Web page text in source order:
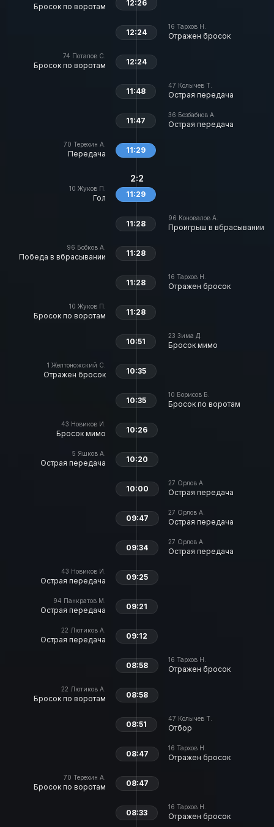
Бросок по воротам 12:26
16 Тархов Н.
Отражен бросок
12:24
74 Потапов С.
Бросок по воротам 12:24
47 Колычев Т.
Острая передача
11:48
36 Безбабнов А.
Острая передача
11:47
70 Терехин А.
Передача 11:29
10 Жуков П.
Гол
2:2
11:29
96 Коновалов А.
Проигрыш в вбрасывании
11:28
96 Бобков А.
Победа в вбрасывании 11:28
16 Тархов Н.
Отражен бросок
11:28
10 Жуков П.
Бросок по воротам 11:28
23 Зима Д.
Бросок мимо
10:51
1 Желтоножский С.
Отражен бросок 10:35
10 Борисов Б.
Бросок по воротам
10:35
43 Новиков И.
Бросок мимо 10:26
5 Яшков А.
Острая передача 10:20
27 Орлов А.
Острая передача
10:00
27 Орлов А.
Острая передача
09:47
27 Орлов А.
Острая передача
09:34
43 Новиков И.
Острая передача 09:25
94 Панкратов М.
Острая передача 09:21
22 Лютиков А.
Острая передача 09:12
16 Тархов Н.
Отражен бросок
08:58
22 Лютиков А.
Бросок по воротам 08:58
47 Колычев Т.
Отбор
08:51
16 Тархов Н.
Отражен бросок
08:47
70 Терехин А.
Бросок по воротам 08:47
16 Тархов Н.
Отражен бросок
08:33